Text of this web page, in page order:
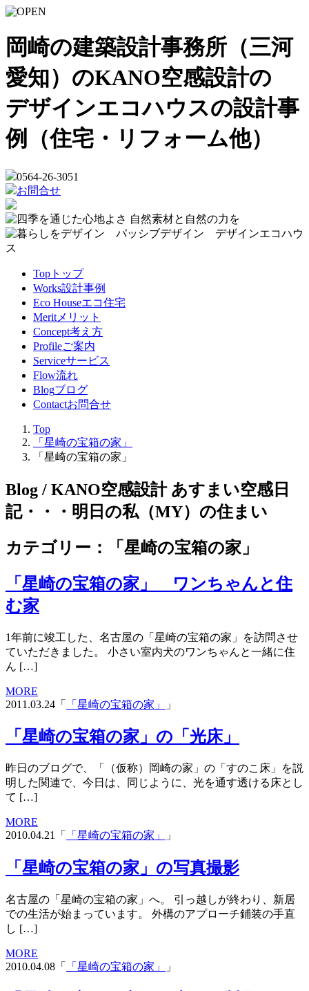
岡崎の建築設計事務所（三河
愛知）のKANO空感設計の
デザインエコハウスの設計事
例（住宅・リフォーム他）
0564-26-3051
お問合せ
Top トップ
Works設計事例
Eco Houseエコ住宅
Merit メリット
Concept考え方
Profileご案内
Serviceサービス
Flow流れ
Blogブログ
Contactお問合せ
Top
「星崎の宝箱の家」
「星崎の宝箱の家」
Blog / KANO空感設計 あすまい空感日
記・・・明日の私（MY）の住まい
カテゴリー：「星崎の宝箱の家」
「星崎の宝箱の家」 ワンちゃんと住
む家
1年前に竣工した、名古屋の「星崎の宝箱の家」を訪問させ
ていただきました。 小さい室内犬のワンちゃんと一緒に住
ん […]
MORE
2011.03.24「
「星崎の宝箱の家」 」
「星崎の宝箱の家」の「光床」
昨日のブログで、「（仮称）岡崎の家」の「すのこ床」を説
明した関連で、今日は、同じように、光を通す透ける床とし
て […]
MORE
2010.04.21「
「星崎の宝箱の家」 」
「星崎の宝箱の家」の写真撮影
名古屋の「星崎の宝箱の家」へ。 引っ越しが終わり、新居
での生活が始まっています。 外構のアプローチ鋪装の手直
し […]
MORE
2010.04.08「
「星崎の宝箱の家」 」